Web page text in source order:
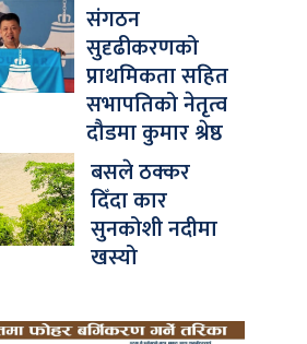
संगठन
सुदृढीकरणको
प्राथमिकता सहित
सभापतिको नेतृत्व
दौडमा कुमार श्रेष्ठ
बसले ठक्कर
दिँदा कार
सुनकोशी नदीमा
खस्यो